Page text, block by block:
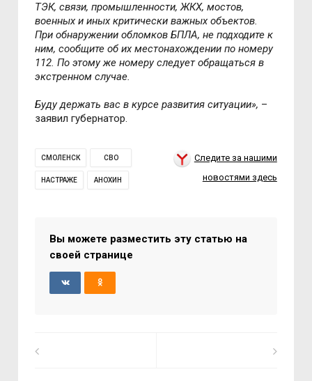
ТЭК, связи, промышленности, ЖКХ, мостов,
военных и иных критически важных объектов.
При обнаружении обломков БПЛА, не подходите к
ним, сообщите об их местонахождении по номеру
112. По этому же номеру следует обращаться в
экстренном случае.
Буду держать вас в курсе развития ситуации», –
заявил губернатор.
СМОЛЕНСК СВО
НАСТРАЖЕ АНОХИН
Следите за нашими
новостями здесь
Вы можете разместить эту статью на
своей странице